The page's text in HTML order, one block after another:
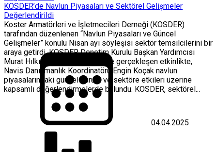
KOSDER’de Navlun Piyasaları ve Sektörel Gelişmeler
Değerlendirildi
Koster Armatörleri ve İşletmecileri Derneği (KOSDER)
tarafından düzenlenen “Navlun Piyasaları ve Güncel
Gelişmeler” konulu Nisan ayı söyleşisi sektör temsilcilerini bir
araya getirdi. KOSDER Denetim Kurulu Başkan Yardımcısı
Murat Hılkın’ın moderatörlüğünde gerçekleşen etkinlikte,
Navis Danışmanlık Koordinatörü Engin Koçak navlun
piyasalarındaki güncel durum ve sektöre etkileri üzerine
kapsamlı değerlendirmelerde bulundu. KOSDER, sektörel...
04.04.2025